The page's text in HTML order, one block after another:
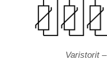
Varistorit